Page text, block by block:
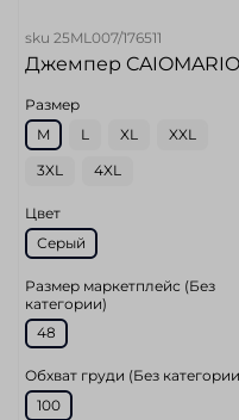
sku 25ML007/176511
Джемпер CAIOMARIO
Размер
M
L XL XXL
3XL 4XL
Цвет
Серый
Размер маркетплейс (Без
категории)
48
Обхват груди (Без
100